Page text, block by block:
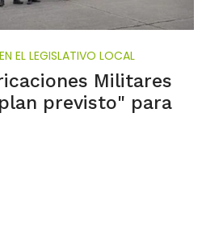
EL LEGISLATIVO LOCAL
Militares
previsto" para